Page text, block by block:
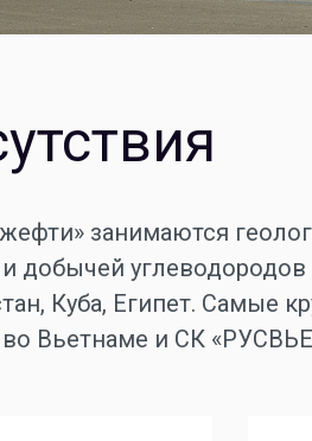
занимаются
добычей углеводородов
Куба, Египет. Самые
Вьетнаме и СК